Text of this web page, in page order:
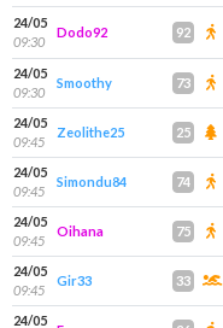
24/05
09:30
Dodo92 92
24/05
09:30
Smoothy 73
24/05
09:45
Zeolithe25 25
24/05
09:45
Simondu84 74
24/05
09:45
Oihana 75
24/05
09:45
Gir33 33
24/05